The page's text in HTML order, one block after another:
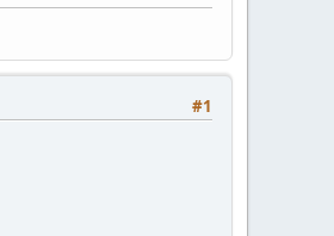
#1